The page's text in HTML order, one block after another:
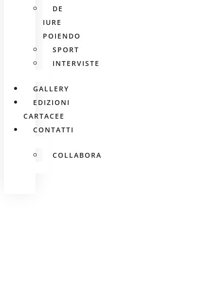
DE
IURE
POIENDO
SPORT
INTERVISTE
GALLERY
EDIZIONI
CARTACEE
CONTATTI
COLLABORA